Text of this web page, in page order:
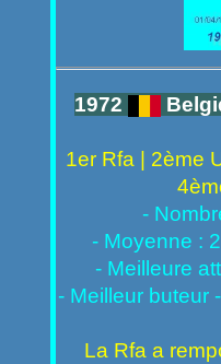
1972
1er Rfa | 2ème
-
- Moyenne :
- Meilleure
- Meilleur buteur
La Rfa a